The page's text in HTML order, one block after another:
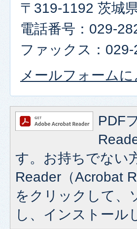
〒319-1192 茨城
電話番号：029-
ファックス：
メールフォーム
PDF
す。お持ちでない
Reader（Acrobat
をクリックして、
し、インストール